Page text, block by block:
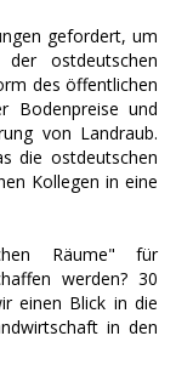
gefordert, um
ostdeutschen
des öffentlichen
Bodenpreise und
von Landraub.
die ostdeutschen
Kollegen in eine
Räume" für
werden? 30
einen Blick in die
in den